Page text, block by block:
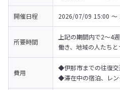
開催日程 2026/07/09 15:00
所要時間
上記の期間内で2～4
働き、地域の人たちと
費用
◆伊那市までの往復交
◆滞在中の宿泊、レ